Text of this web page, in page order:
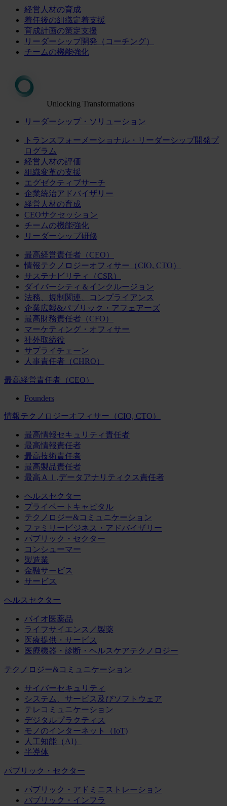
経営人材の育成
着任後の組織定着支援
育成計画の策定支援
リーダーシップ開発（コーチング）
チームの機能強化
Unlocking Transformations
リーダーシップ・ソリューション
トランスフォーメーショナル・リーダーシップ開発プ
ログラム
経営人材の評価
組織変革の支援
エグゼクティブサーチ
企業統治アドバイザリー
経営人材の育成
CEOサクセッション
チームの機能強化
リーダーシップ研修
最高経営責任者（CEO）
情報テクノロジーオフィサー（CIO, CTO）
サステナビリティ（CSR）
ダイバーシティ＆インクルージョン
法務、規制関連、コンプライアンス
企業広報&パブリック・アフェアーズ
最高財務責任者（CFO）
マーケティング・オフィサー
社外取締役
サプライチェーン
人事責任者（CHRO）
最高経営責任者（CEO）
Founders
情報テクノロジーオフィサー（CIO, CTO）
最高情報セキュリティ責任者
最高情報責任者
最高技術責任者
最高製品責任者
最高ＡＩ,データアナリティクス責任者
ヘルスセクター
プライベートキャピタル
テクノロジー&コミュニケーション
ファミリービジネス・アドバイザリー
パブリック・セクター
コンシューマー
製造業
金融サービス
サービス
ヘルスセクター
バイオ医薬品
ライフサイエンス／製薬
医療提供・サービス
医療機器・診断・ヘルスケアテクノロジー
テクノロジー&コミュニケーション
サイバーセキュリティ
システム、サービス及びソフトウェア
テレコミュニケーション
デジタルプラクティス
モノのインターネット（IoT)
人工知能（AI）
半導体
パブリック・セクター
パブリック・アドミニストレーション
パブリック・インフラ